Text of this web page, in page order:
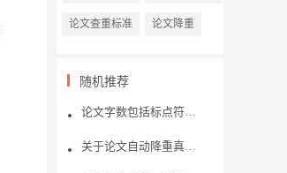
论文查重标准 论文降重
随机推荐
论文字数包括标点符号字符吗?
关于论文自动降重真的有用吗？